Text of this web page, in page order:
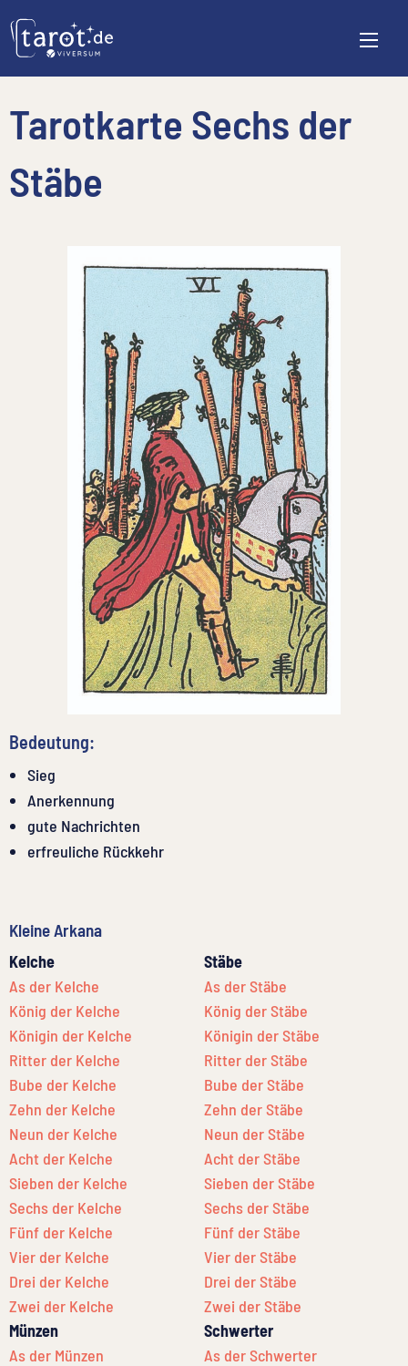
Tarotkarte Sechs der
Stäbe
Bedeutung:
Sieg
Anerkennung
gute Nachrichten
erfreuliche Rückkehr
Kleine Arkana
Kelche
As der Kelche
König der Kelche
Königin der Kelche
Ritter der Kelche
Bube der Kelche
Zehn der Kelche
Neun der Kelche
Acht der Kelche
Sieben der Kelche
Sechs der Kelche
Fünf der Kelche
Vier der Kelche
Drei der Kelche
Zwei der Kelche
Stäbe
As der Stäbe
König der Stäbe
Königin der Stäbe
Ritter der Stäbe
Bube der Stäbe
Zehn der Stäbe
Neun der Stäbe
Acht der Stäbe
Sieben der Stäbe
Sechs der Stäbe
Fünf der Stäbe
Vier der Stäbe
Drei der Stäbe
Zwei der Stäbe
Münzen
As der Münzen
Schwerter
As der Schwerter